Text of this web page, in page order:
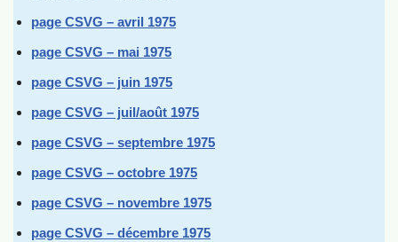
page CSVG – avril 1975
page CSVG – mai 1975
page CSVG – juin 1975
page CSVG – juil/août 1975
page CSVG – septembre 1975
page CSVG – octobre 1975
page CSVG – novembre 1975
page CSVG – décembre 1975